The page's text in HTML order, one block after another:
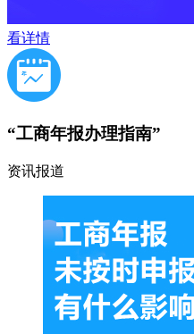
看详情
“工商年报办理指南”
资讯报道